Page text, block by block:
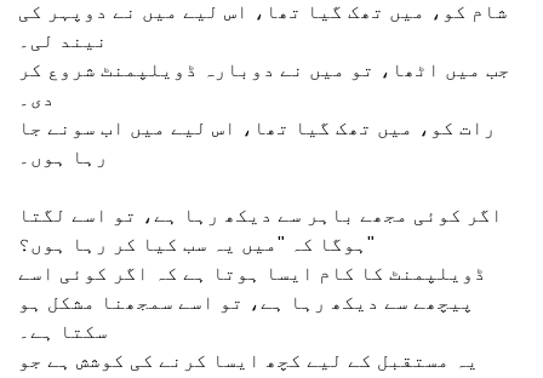
شام کو، میں تھک گیا تھا، اس لیے میں نے دوپہر کی
نیند لی۔
جب میں اٹھا، تو میں نے دوبارہ ڈویلپمنٹ شروع کر
دی۔
رات کو، میں تھک گیا تھا، اس لیے میں اب سونے جا
رہا ہوں۔
اگر کوئی مجھے باہر سے دیکھ رہا ہے، تو اسے لگتا
ہوگا کہ "میں یہ سب کیا کر رہا ہوں؟"
ڈویلپمنٹ کا کام ایسا ہوتا ہے کہ اگر کوئی اسے
پیچھے سے دیکھ رہا ہے، تو اسے سمجھنا مشکل ہو
سکتا ہے۔
یہ مستقبل کے لیے کچھ ایسا کرنے کی کوشش ہے جو